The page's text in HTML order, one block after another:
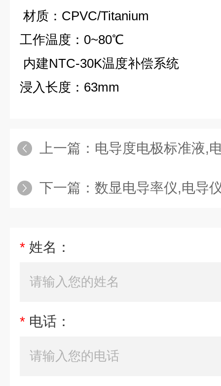
材质： CPVC/Titanium
工作温度： 0~80℃
内建NTC-30K温度补偿系统
浸入长度： 63mm
上一篇： 电导度电极标准液,电导
下一篇： 数显电导率仪,电导
* 姓名：
* 电话：